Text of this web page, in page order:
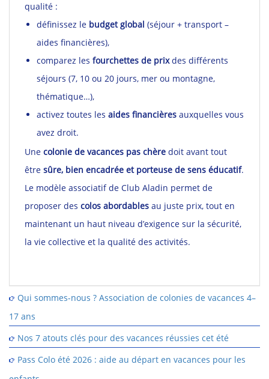
qualité :
définissez le budget global (séjour + transport –
aides financières),
comparez les fourchettes de prixdes différents
séjours (7, 10 ou 20 jours, mer ou montagne,
thématique…),
activez toutes les aides financières auxquelles vous
avez droit.
Une colonie de vacances pas chère doit avant tout
être sûre, bien encadrée et porteuse de sens éducatif.
Le modèle associatif de Club Aladin permet de
proposer des colos abordables au juste prix, tout en
maintenant un haut niveau d’exigence sur la sécurité,
la vie collective et la qualité des activités.
Qui sommes-nous ? Association de colonies de vacances 4–
17 ans
Nos 7 atouts clés pour des vacances réussies cet été
Pass Colo été 2026 : aide au départ en vacances pour les